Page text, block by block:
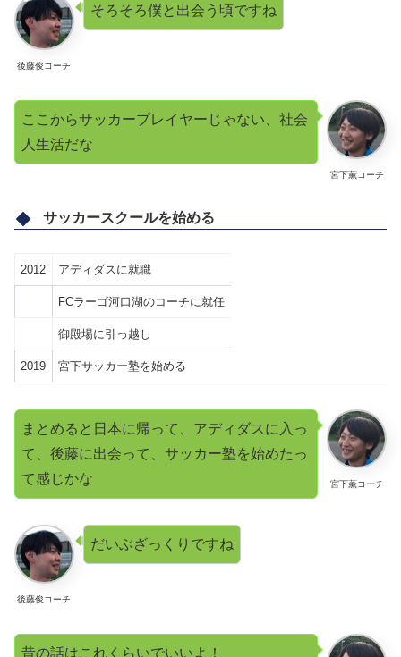
後藤俊コーチ
そろそろ僕と出会う頃ですね
宮下薫コーチ
ここからサッカープレイヤーじゃない、社会
人生活だな
サッカースクールを始める
2012 アディダスに就職
FCラーゴ河口湖のコーチに就任
御殿場に引っ越し
2019 宮下サッカー塾を始める
宮下薫コーチ
まとめると日本に帰って、アディダスに入っ
て、後藤に出会って、サッカー塾を始めたっ
て感じかな
後藤俊コーチ
だいぶざっくりですね
昔の話はこれくらいでいいよ！